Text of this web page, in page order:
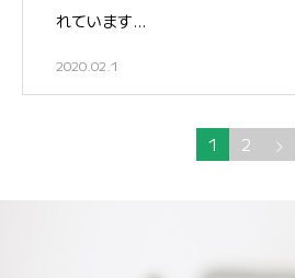
れています…
2020.02.1
1 2